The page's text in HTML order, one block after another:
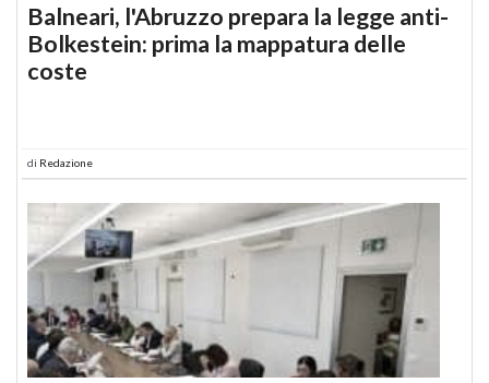
Balneari, l'Abruzzo prepara la legge anti-
Bolkestein: prima la mappatura delle
coste
di Redazione